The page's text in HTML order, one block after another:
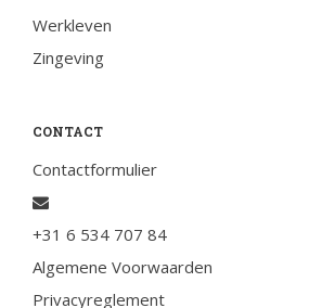
Werkleven
Zingeving
CONTACT
Contactformulier
+31 6 534 707 84
Algemene Voorwaarden
Privacyreglement